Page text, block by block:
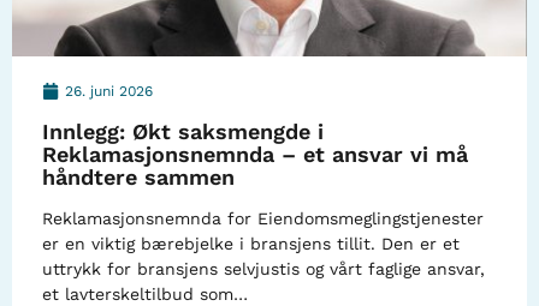
26. juni 2026
Innlegg: Økt saksmengde i
Reklamasjonsnemnda – et ansvar vi må
håndtere sammen
Reklamasjonsnemnda for Eiendomsmeglingstjenester
er en viktig bærebjelke i bransjens tillit. Den er et
uttrykk for bransjens selvjustis og vårt faglige ansvar,
et lavterskeltilbud som…